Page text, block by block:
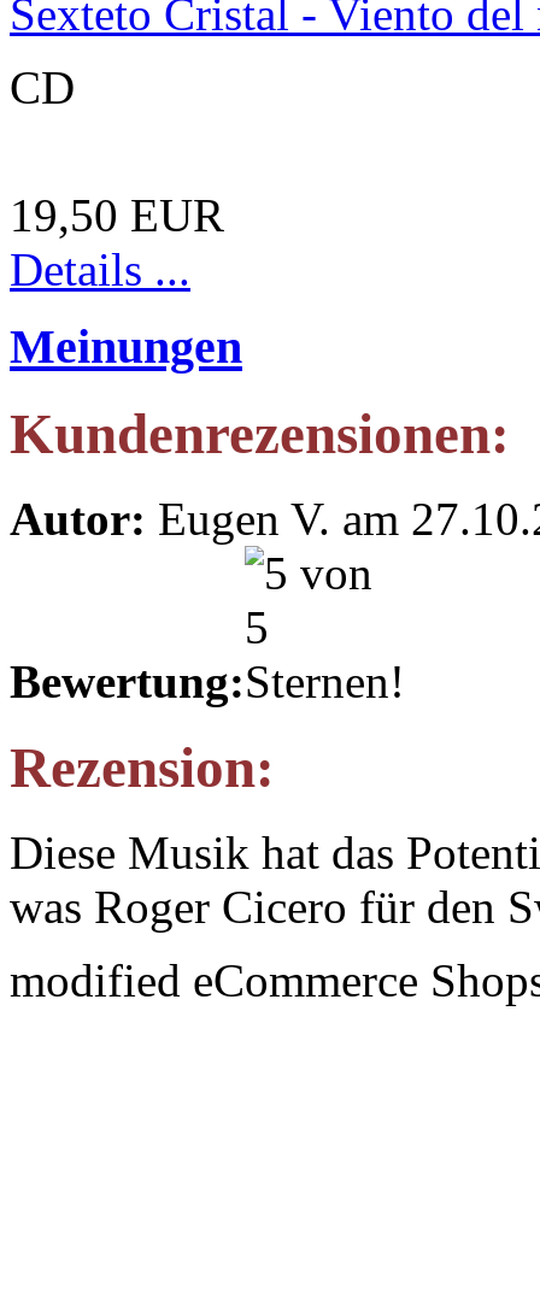
Sexteto Cristal - Viento del
CD
19,50 EUR
Details ...
Meinungen
Kundenrezensionen:
Autor: Eugen V. am
Bewertung:
Rezension:
Diese Musik hat das
was Roger Cicero für den
modified eCommerce